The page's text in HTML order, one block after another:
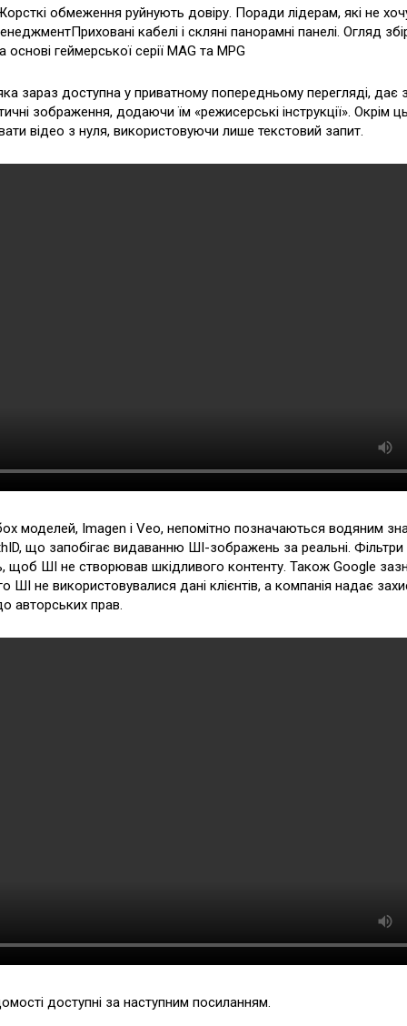
обмеження руйнують довіру. Поради лідерам, які не
кабелі і скляні панорамні панелі. Огляд
геймерської серії MAG та MPG
зараз доступна у приватному попередньому перегляді, дає
зображення, додаючи їм «режисерські інструкції». Окрім
відео з нуля, використовуючи лише текстовий запит.
моделей, Imagen і Veo, непомітно позначаються водяним
що запобігає видаванню ШІ-зображень за реальні.
щоб ШІ не створював шкідливого контенту. Також Google
ШІ не використовувалися дані клієнтів, а компанія надає
авторських прав.
доступні за наступним посиланням.